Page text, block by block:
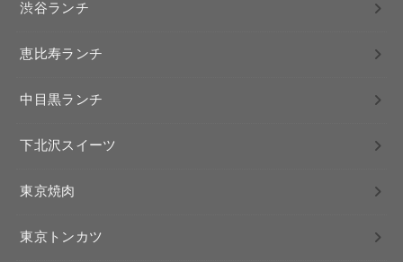
渋谷ランチ
恵比寿ランチ
中目黒ランチ
下北沢スイーツ
東京焼肉
東京トンカツ